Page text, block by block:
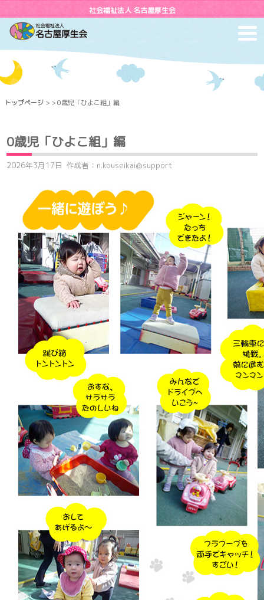
社会福祉法人 名古屋厚生会
トップページ > > 0歳児「ひよこ組」編
0歳児「ひよこ組」編
2026年3月17日 作成者：n.kouseikai@support